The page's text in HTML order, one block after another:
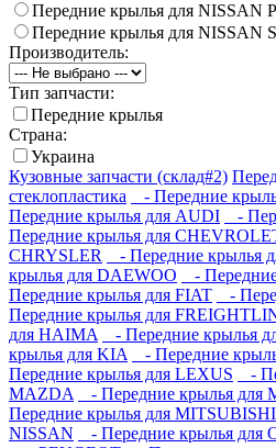
Передние крылья для NISSAN
Передние крылья для NISSAN
Производитель:
Тип запчасти:
Передние крылья
Страна:
Украина
Кузовные запчасти (склад#2)
стеклопластика
- Передние
Передние крылья для AUDI
-
Передние крылья для
CHRYSLER
- Передние крылья
крылья для DAEWOO
-
Передние крылья для FIAT
-
Передние крылья для
для HAIMA
- Передние крылья
крылья для KIA
- Передние
Передние крылья для LEXUS
-
MAZDA
- Передние крылья для
Передние крылья для MITSUBISHI
NISSAN
- Передние крылья для